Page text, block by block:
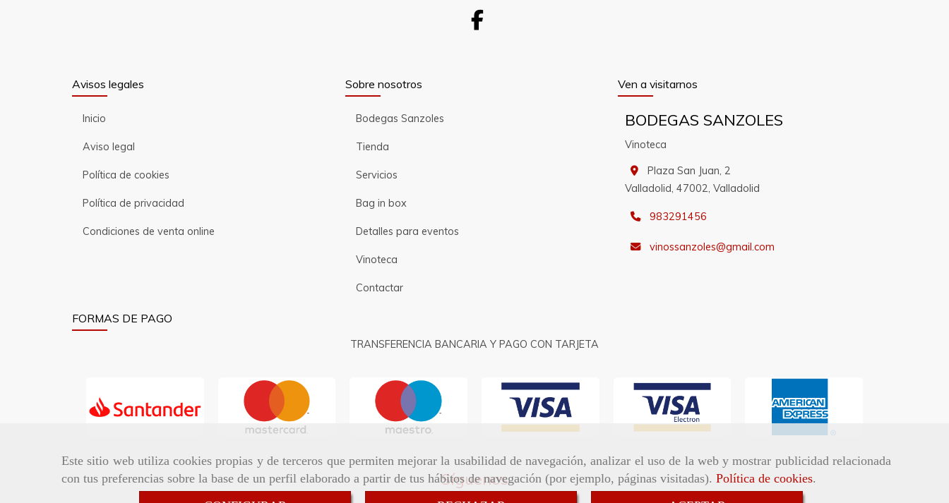
Este sitio web utiliza cookies propias y de terceros que permiten mejorar la usabilidad de navegación, analizar el uso de la web y mostrar publicidad relacionada
con tus preferencias sobre la base de un perfil elaborado a partir de tus hábitos de navegación (por ejemplo, páginas visitadas). Política de cookies.
Avisos legales
Inicio
Aviso legal
Política de cookies
Política de privacidad
Condiciones de venta online
Sobre nosotros
Bodegas Sanzoles
Tienda
Servicios
Bag in box
Detalles para eventos
Vinoteca
Contactar
Ven a visitarnos
BODEGAS SANZOLES
Vinoteca
Plaza San Juan, 2
Valladolid,47002,Valladolid
983291456
vinossanzoles gmail.com
FORMAS DE PAGO
TRANSFERENCIA BANCARIA Y PAGO CON TARJETA
Síguenos